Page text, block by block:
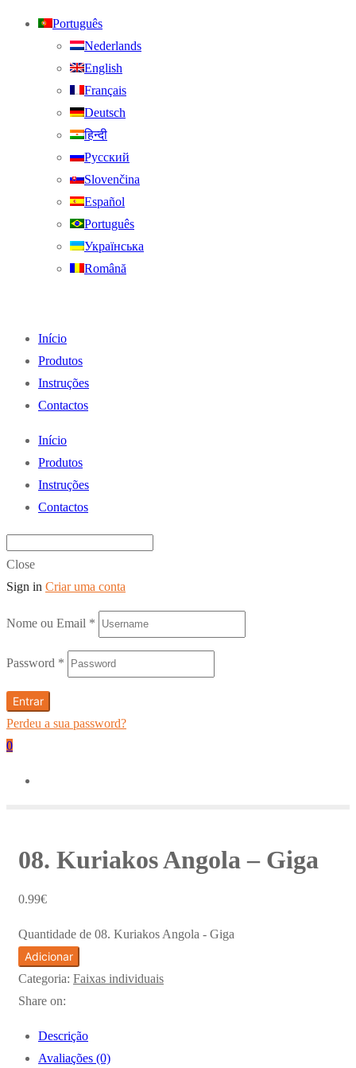
Português
Nederlands
English
Français
Deutsch
हिन्दी
Русский
Slovenčina
Español
Português
Українська
Română
Início
Produtos
Instruções
Contactos
Início
Produtos
Instruções
Contactos
Close
Sign in Criar uma conta
Nome ou Email *
Password *
Entrar
Perdeu a sua password?
0
08. Kuriakos Angola – Giga
0.99€
Quantidade de 08. Kuriakos Angola - Giga
Adicionar
Categoria: Faixas individuais
Share on:
Descrição
Avaliações (0)